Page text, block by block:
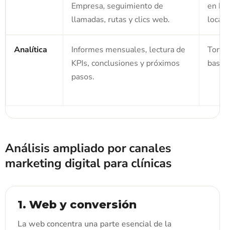
Empresa, seguimiento de
llamadas, rutas y clics web.
en
Analítica
Informes mensuales, lectura de
KPIs, conclusiones y próximos
pasos.
Análisis ampliado por canales
marketing digital para clínicas
1. Web y conversión
La web concentra una parte esencial de la